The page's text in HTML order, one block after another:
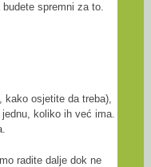
spremni za to.
kako osjetite da treba),
koliko ih već ima.
radite dalje dok ne